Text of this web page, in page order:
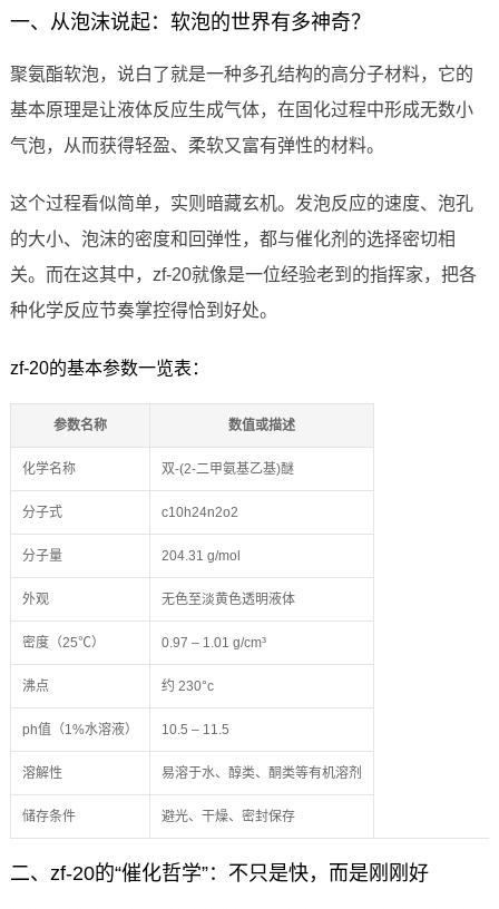
一、从泡沫说起：软泡的世界有多神奇？
聚氨酯软泡，说白了就是一种多孔结构的高分子材料，它的
基本原理是让液体反应生成气体，在固化过程中形成无数小
气泡，从而获得轻盈、柔软又富有弹性的材料。
这个过程看似简单，实则暗藏玄机。发泡反应的速度、泡孔
的大小、泡沫的密度和回弹性，都与催化剂的选择密切相
关。而在这其中，zf-20就像是一位经验老到的指挥家，把各
种化学反应节奏掌控得恰到好处。
zf-20的基本参数一览表：
参数名称 数值或描述
化学名称 双-(2-二甲氨基乙基)醚
分子式 c10h24n2o2
分子量 204.31 g/mol
外观 无色至淡黄色透明液体
密度（25℃） 0.97 – 1.01 g/cm³
沸点 约 230°c
ph值（1%水溶液） 10.5 – 11.5
溶解性 易溶于水、醇类、酮类等有机溶剂
储存条件 避光、干燥、密封保存
二、zf-20的“催化哲学”：不只是快，而是刚刚好